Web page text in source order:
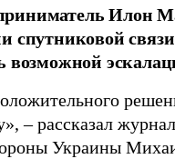
Илон
спутниковой
возможной
– рассказал
Украины